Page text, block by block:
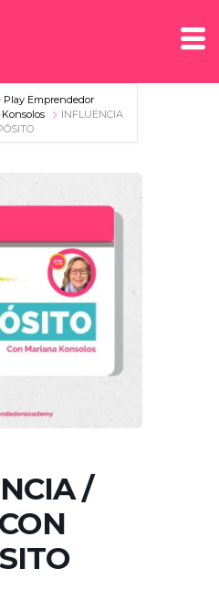
Play Emprendedor
INFLUENCIA
/